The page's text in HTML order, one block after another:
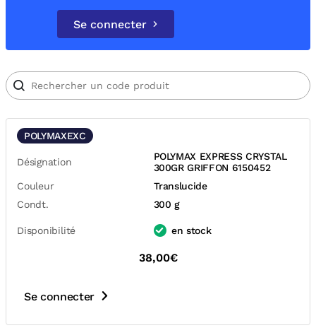
Se connecter
POLYMAXEXC
Désignation
POLYMAX EXPRESS CRYSTAL
300GR GRIFFON 6150452
Couleur
Translucide
Condt.
300 g
Disponibilité en stock
38,00€
Se connecter